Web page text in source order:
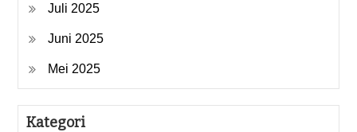
Juli 2025
Juni 2025
Mei 2025
Kategori